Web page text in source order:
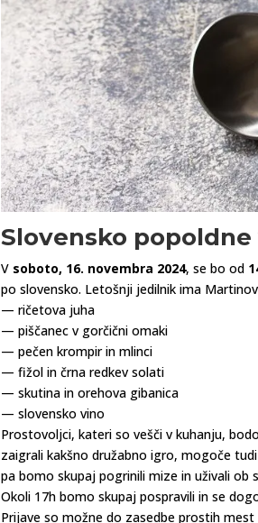
Slovensko popoldne
V soboto, 16. novembra 2024, se bo od
po slovensko. Letošnji jedilnik ima
— ričetova juha
— piščanec v gorčični omaki
— pečen krompir in mlinci
— fižol in črna redkev solati
— skutina in orehova gibanica
— slovensko vino
Prostovoljci, kateri so vešči v kuhanju,
zaigrali kakšno družabno igro, mogoče
pa bomo skupaj pogrinili mize in uživali ob
Okoli 17h bomo skupaj pospravili in se
Prijave so možne do zasedbe prostih